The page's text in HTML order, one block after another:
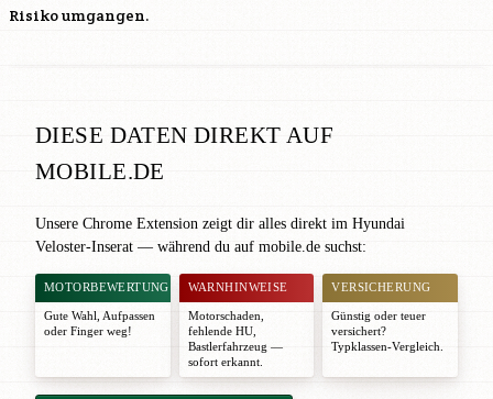
Risiko umgangen.
DIESE DATEN DIREKT AUF
MOBILE.DE
Unsere Chrome Extension zeigt dir alles direkt im Hyundai
Veloster-Inserat — während du auf mobile.de suchst:
MOTORBEWERTUNG
Gute Wahl
Aufpassen
oder Finger weg!
WARNHINWEISE
Motorschaden,
fehlende HU,
Bastlerfahrzeug —
sofort erkannt.
VERSICHERUNG
Günstig oder teuer
versichert?
Typklassen-Vergleich.